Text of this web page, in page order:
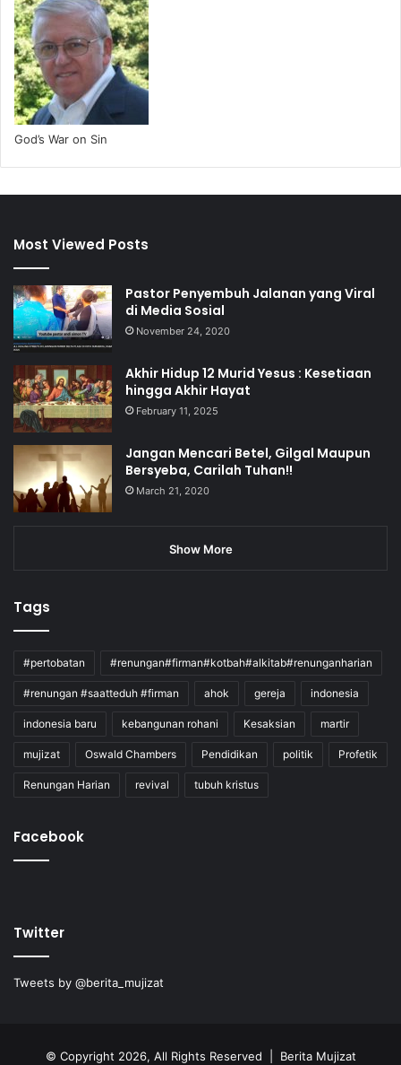
God’s War on Sin
Most Viewed Posts
Pastor Penyembuh Jalanan yang Viral
di Media Sosial
November 24, 2020
Akhir Hidup 12 Murid Yesus : Kesetiaan
hingga Akhir Hayat
February 11, 2025
Jangan Mencari Betel, Gilgal Maupun
Bersyeba, Carilah Tuhan!!
March 21, 2020
Show More
Tags
#pertobatan #renungan#firman#kotbah#alkitab#renunganharian
#renungan #saatteduh #firman ahok gereja indonesia
indonesia baru kebangunan rohani Kesaksian martir
mujizat Oswald Chambers Pendidikan politik Profetik
Renungan Harian revival tubuh kristus
Facebook
Twitter
Tweets by @berita_mujizat
© Copyright 2026, All Rights Reserved | Berita Mujizat